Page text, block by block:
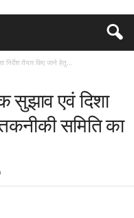
तैयार किए जाने हेतु...
एवं दिशा
समिति का